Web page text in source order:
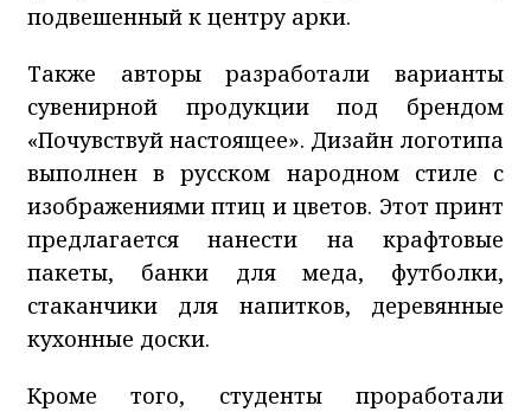
подвешенный к центру арки.
Также авторы разработали варианты
сувенирной продукции под брендом
«Почувствуй настоящее». Дизайн логотипа
выполнен в русском народном стиле с
изображениями птиц и цветов. Этот принт
предлагается нанести на крафтовые
пакеты, банки для меда, футболки,
стаканчики для напитков, деревянные
кухонные доски.
Кроме того, студенты проработали